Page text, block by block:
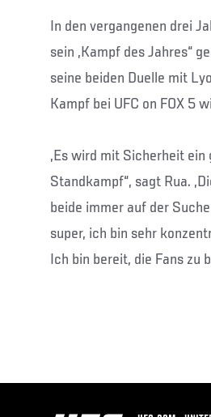
In den vergangenen drei
sein „Kampf des Jahres“
seine beiden Duelle mit
Kampf bei UFC on FOX 5
„Es wird mit Sicherheit
Standkampf“, sagt Rua.
beide immer auf der
super, ich bin sehr
Ich bin bereit, die Fans zu